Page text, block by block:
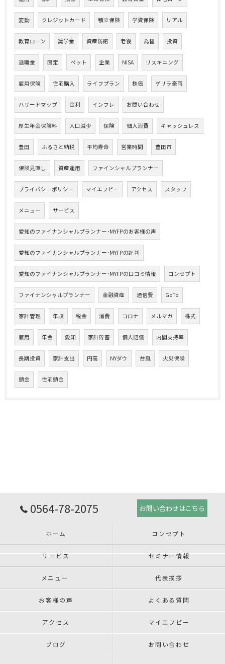
変動 クレジットカード 積立保険 学資保険 リアル
教育ローン 奨学金 資産防衛 老後 為替 投資
退職金 固定 ペット 企業 NISA リスキニング
雇用保険 住宅購入 ライフプラン 株価 ゲリラ豪雨
ハザードマップ 金利 インフレ お問い合わせ
厚生年金保険料 人口減少 保険 個人消費 キャッシュレス
豊田 ふるさと納税 平均寿命 営業時間 豊田市
保険見直し 資産運用 ファインシャルプランナー
プライバシーポリシー マイエフピー アクセス スタッフ
メニュー サービス
愛知のファイナンシャルプランナー･MYFPのお客様の声
愛知のファイナンシャルプランナー･MYFPの評判
愛知のファイナンシャルプランナー･MYFPの口コミ情報 コンセプト
ファイナンシャルプランナー 金融資産 通信費 GoTo
家計管理 年収 税金 消費 コロナ メルマガ 株式
雇用 年金 愛知 家計貯蓄 個人賠償 内閣支持率
長期投資 家計支出 円高 NYダウ 台風 火災保険
頭金 住宅頭金
0564-78-2075 お問い合わせはこちら
ホーム コンセプト
サービス セミナー情報
メニュー 代表挨拶
お客様の声 よくある質問
アクセス マイエフピー
ブログ お問い合わせ